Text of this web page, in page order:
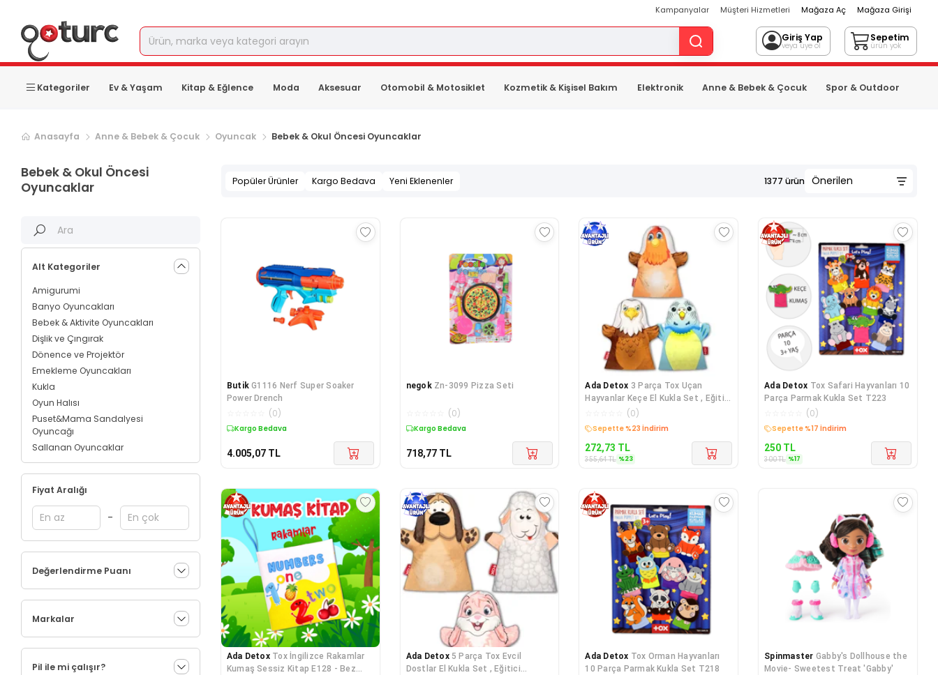
Kampanyalar Müşteri Hizmetleri Mağaza Aç Mağaza Girişi
Giriş Yap
veya üye ol
Sepetim
ürün yok
Kategoriler Ev & Yaşam Kitap & Eğlence Moda Aksesuar Otomobil & Motosiklet Kozmetik & Kişisel Bakım Elektronik Anne & Bebek & Çocuk Spor & Outdoor
Sonraki ürün sayfası, sayfa2
Anasayfa Anne & Bebek & Çocuk Oyuncak Bebek & Okul Öncesi Oyuncaklar
Bebek & Okul Öncesi
Oyuncaklar
Alt Kategoriler
Amigurumi
Banyo Oyuncakları
Bebek & Aktivite Oyuncakları
Dişlik ve Çıngırak
Dönence ve Projektör
Emekleme Oyuncakları
Kukla
Oyun Halısı
Puset&Mama Sandalyesi
Oyuncağı
Sallanan Oyuncaklar
Uyku Arkadaşları
Fiyat Aralığı
-
Değerlendirme Puanı
Markalar
Pil ile mi çalışır?
Popüler Ürünler Kargo Bedava Yeni Eklenenler 1377 ürün
Butik G1116 Nerf Super Soaker
Power Drench
(0)
Kargo Bedava
4.005,07 TL
negok Zn-3099 Pizza Seti
(0)
Kargo Bedava
718,77 TL
Ada Detox 3 Parça Tox Uçan
Hayvanlar Keçe El Kukla Set , Eğitici
(0)
Kargo Bedava
272,73 TL
355,64TL %23
Ada Detox Tox Safari Hayvanları 10
Parça Parmak Kukla Set T223
(0)
Kargo Bedava
250 TL
300TL %17
Ada Detox Tox İngilizce Rakamlar
Kumaş Sessiz Kitap E128 - Bez
Ada Detox 5 Parça Tox Evcil
Dostlar El Kukla Set , Eğitici
Ada Detox Tox Orman Hayvanları
10 Parça Parmak Kukla Set T218
Spinmaster Gabby's Dollhouse the
Movie- Sweetest Treat 'Gabby'